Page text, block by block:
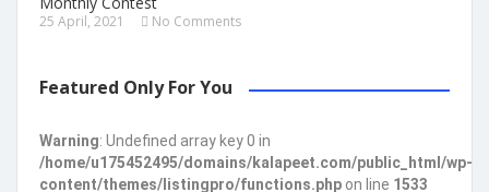
25 April, 2021 No Comments
Featured Only For You
Warning: Undefined array key 0 in
/home/u175452495/domains/kalapeet.com/public_html/wp-
content/themes/listingpro/functions.php on line 1533